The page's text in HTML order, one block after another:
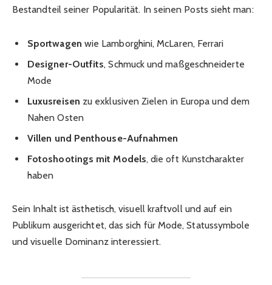
Bestandteil seiner Popularität. In seinen Posts sieht man:
Sportwagen wie Lamborghini, McLaren, Ferrari
Designer-Outfits, Schmuck und maßgeschneiderte
Mode
Luxusreisen zu exklusiven Zielen in Europa und dem
Nahen Osten
Villen und Penthouse-Aufnahmen
Fotoshootings mit Models, die oft Kunstcharakter
haben
Sein Inhalt ist ästhetisch, visuell kraftvoll und auf ein
Publikum ausgerichtet, das sich für Mode, Statussymbole
und visuelle Dominanz interessiert.